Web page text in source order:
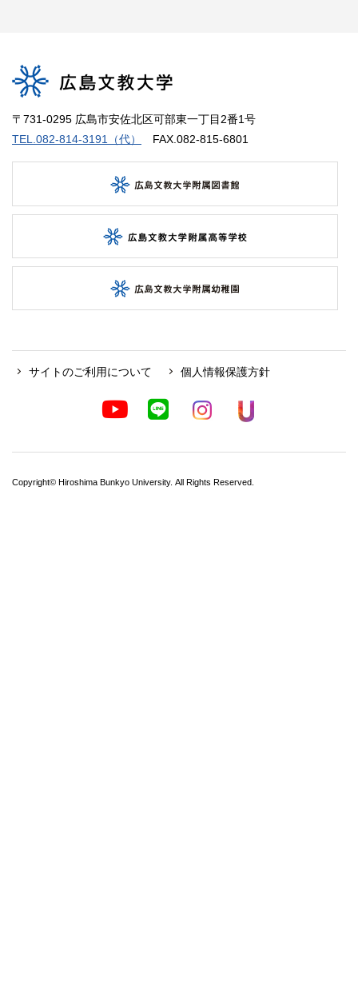
〒731-0295 広島市安佐北区可部東一丁目2番1号
TEL.082-814-3191（代）
FAX.082-815-6801
サイトのご利用について 個人情報保護方針
Copyright© Hiroshima Bunkyo University. All Rights Reserved.